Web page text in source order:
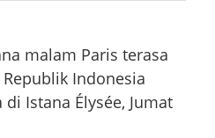
malam Paris terasa
Indonesia
Istana Élysée, Jumat